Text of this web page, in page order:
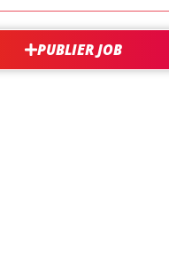
PUBLIER JOB